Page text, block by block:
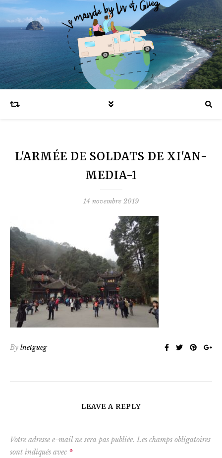
Blog voyages en famille et expatriation
L'ARMÉE DE SOLDATS DE XI'AN-
MEDIA-1
14 novembre 2019
By lnetgueg
LEAVE A REPLY
Votre adresse e-mail ne sera pas publiée. Les champs obligatoires
sont indiqués avec *